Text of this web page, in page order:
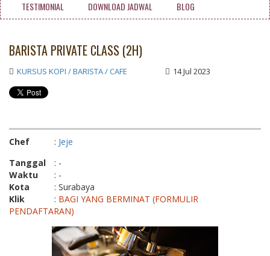
TESTIMONIAL
DOWNLOAD JADWAL BLOG
BARISTA PRIVATE CLASS (2H)
KURSUS KOPI / BARISTA / CAFE 14 Jul 2023
Chef : Jeje
Tanggal
: -
Waktu
: -
Kota
: Surabaya
Klik
: BAGI YANG BERMINAT (FORMULIR
PENDAFTARAN)